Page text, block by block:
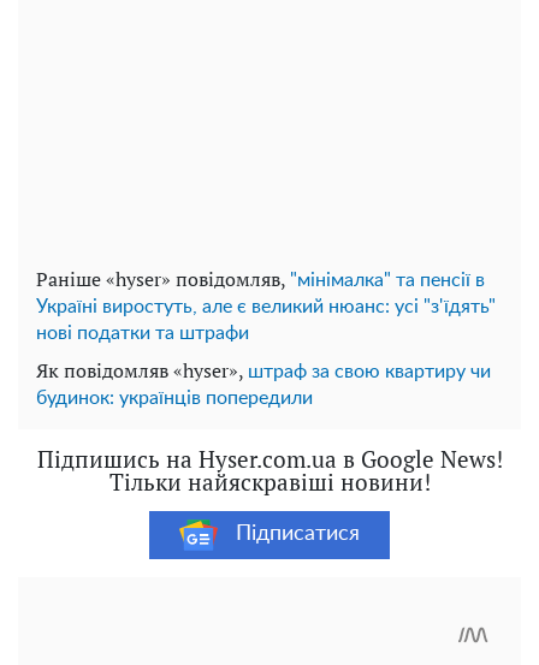
Раніше «hyser» повідомляв, "мінімалка" та пенсії в
Україні виростуть, але є великий нюанс: усі "з'їдять"
нові податки та штрафи
Як повідомляв «hyser», штраф за свою квартиру чи
будинок: українців попередили
Підпишись на Hyser.com.ua в Google News!
Тільки найяскравіші новини!
Підписатися